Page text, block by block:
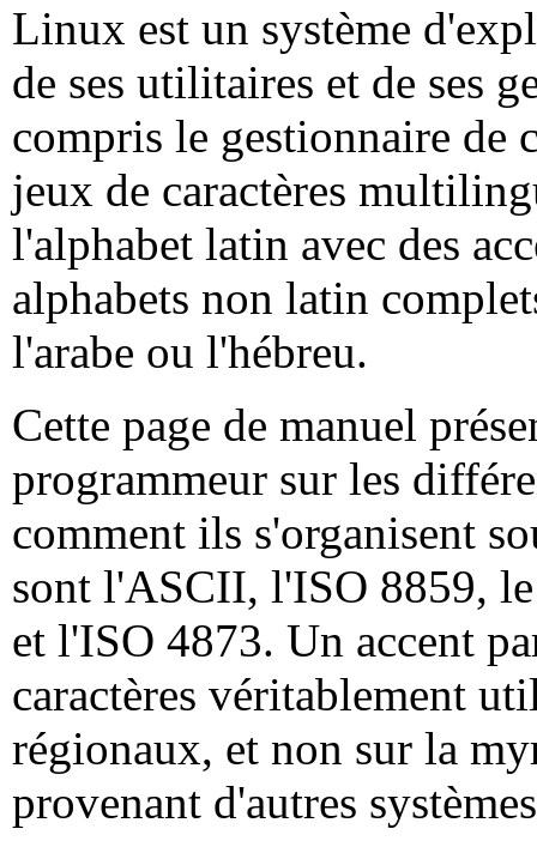
Linux est un système
de ses utilitaires et de ses
compris le gestionnaire de
jeux de caractères
l'alphabet latin avec des
alphabets non latin
l'arabe ou l'hébreu.
Cette page de manuel
programmeur sur les
comment ils s'organisent
sont l'ASCII, l'ISO 8859,
et l'ISO 4873. Un accent
caractères véritablement
régionaux, et non sur la
provenant d'autres